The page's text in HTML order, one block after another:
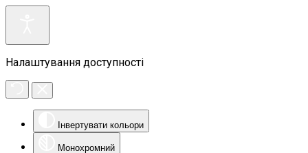
Налаштування доступності
Інвертувати кольори
Монохромний